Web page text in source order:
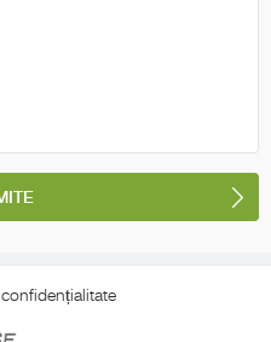
confidențialitate